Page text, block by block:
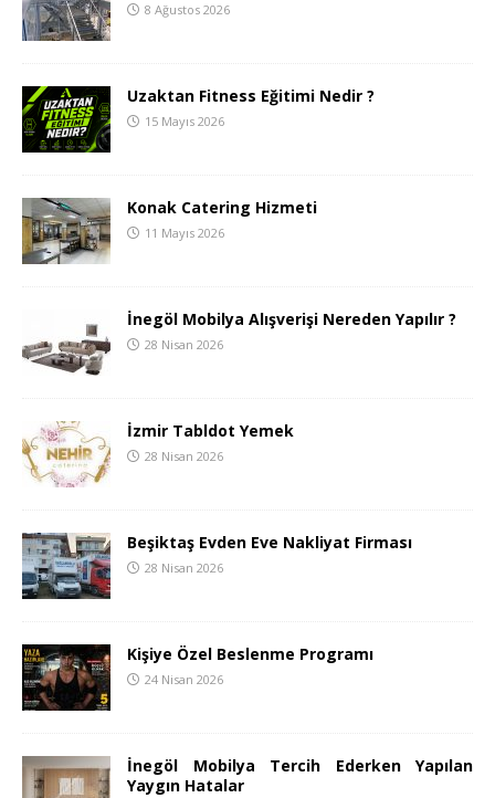
8 Ağustos 2026
Uzaktan Fitness Eğitimi Nedir ?
15 Mayıs 2026
Konak Catering Hizmeti
11 Mayıs 2026
İnegöl Mobilya Alışverişi Nereden Yapılır ?
28 Nisan 2026
İzmir Tabldot Yemek
28 Nisan 2026
Beşiktaş Evden Eve Nakliyat Firması
28 Nisan 2026
Kişiye Özel Beslenme Programı
24 Nisan 2026
İnegöl Mobilya Tercih Ederken Yapılan
Yaygın Hatalar